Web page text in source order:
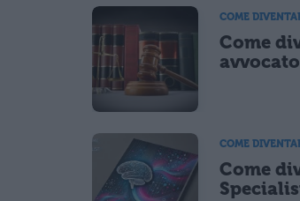
COME
Come
avvocato
COME
Come